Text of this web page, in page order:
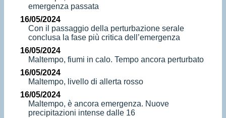
emergenza passata
16/05/2024
Con il passaggio della perturbazione serale
conclusa la fase più critica dell’emergenza
16/05/2024
Maltempo, fiumi in calo. Tempo ancora perturbato
16/05/2024
Maltempo, livello di allerta rosso
16/05/2024
Maltempo, è ancora emergenza. Nuove
precipitazioni intense dalle 16